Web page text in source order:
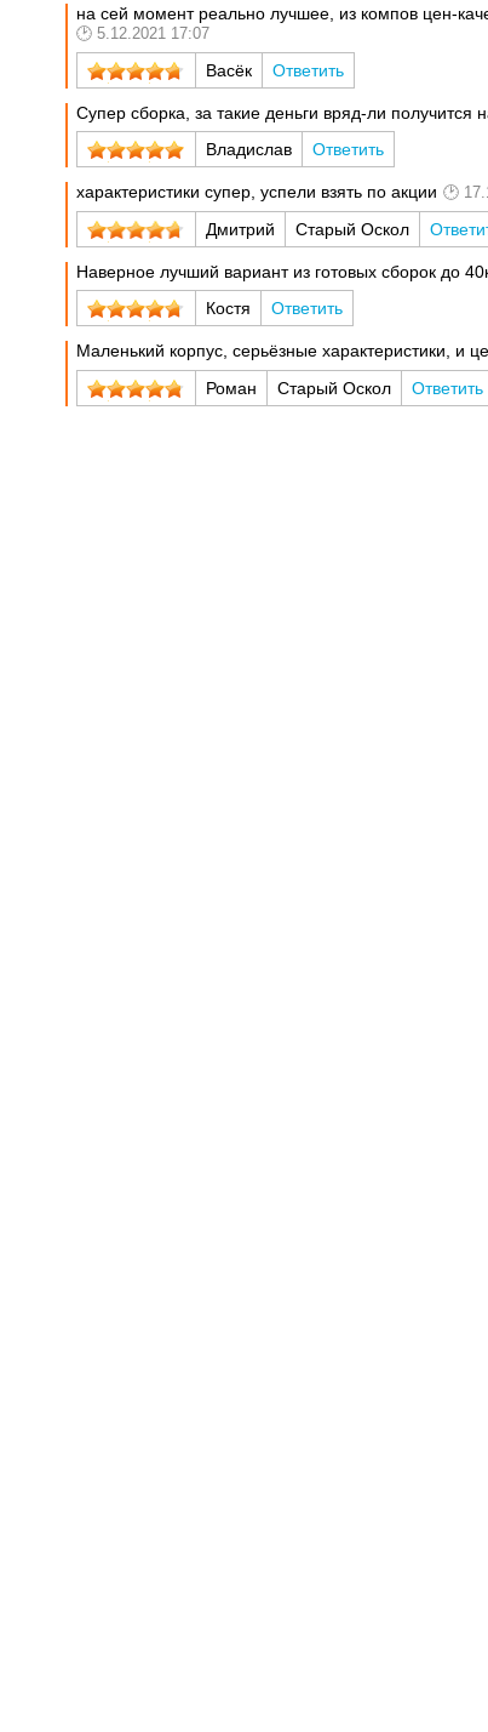
на сей момент реально лучшее, из компов цен-
5.12.2021 17:07
Васёк Ответить
Супер сборка, за такие деньги вряд-ли получится
Владислав Ответить
характеристики супер, успели взять по акции
Дмитрий Старый Оскол
Наверное лучший вариант из готовых сборок до
Костя Ответить
Маленький корпус, серьёзные характеристики, и
Роман Старый Оскол Ответить